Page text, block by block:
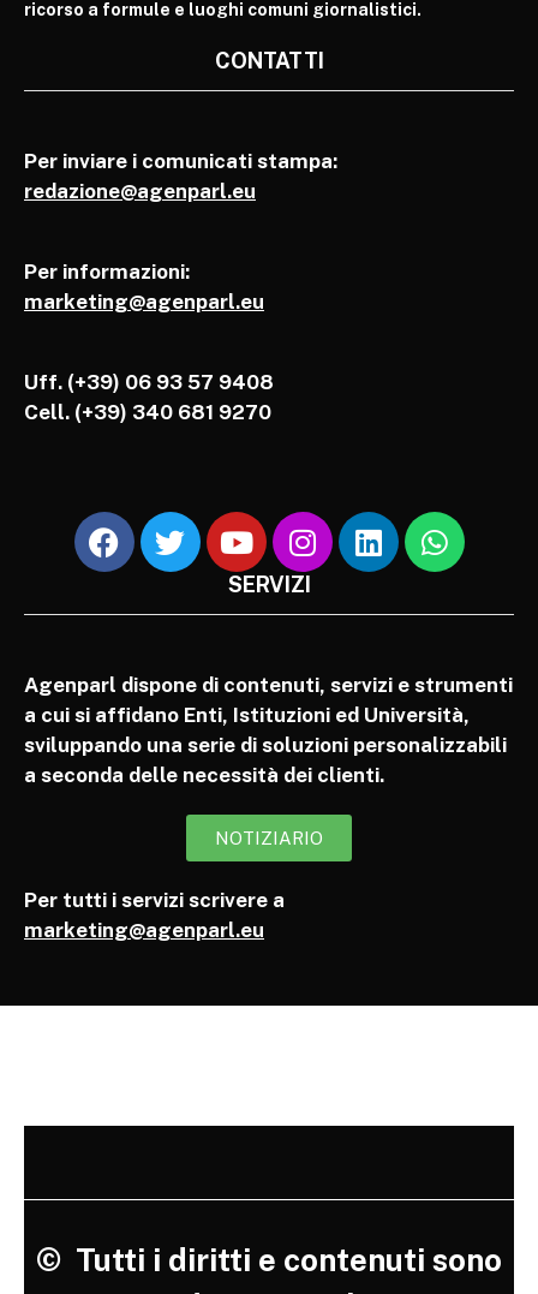
ricorso a formule e luoghi comuni giornalistici.
CONTATTI
Per inviare i comunicati stampa:
redazione@agenparl.eu
Per informazioni:
marketing@agenparl.eu
Uff. (+39) 06 93 57 9408
Cell. (+39) 340 681 9270
SERVIZI
Agenparl dispone di contenuti, servizi e strumenti
a cui si affidano Enti, Istituzioni ed Università,
sviluppando una serie di soluzioni personalizzabili
a seconda delle necessità dei clienti.
NOTIZIARIO
Per tutti i servizi scrivere a
marketing@agenparl.eu
© Tutti i diritti e contenuti sono